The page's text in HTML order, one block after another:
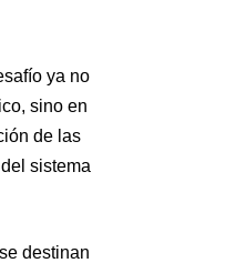
ya no
sino en
de las
sistema
destinan